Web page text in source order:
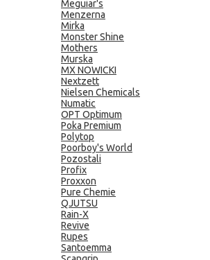
Meguiar's
Menzerna
Mirka
Monster Shine
Mothers
Murska
MX NOWICKI
Nextzett
Nielsen Chemicals
Numatic
OPT Optimum
Poka Premium
Polytop
Poorboy's World
Pozostali
Profix
Proxxon
Pure Chemie
QJUTSU
Rain-X
Revive
Rupes
Santoemma